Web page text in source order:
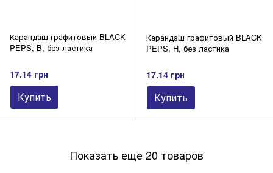
Карандаш графитовый BLACK
PEPS, B, без ластика
17.14 грн
Купить
Карандаш графитовый BLACK
PEPS, H, без ластика
17.14 грн
Купить
Показать еще 20 товаров